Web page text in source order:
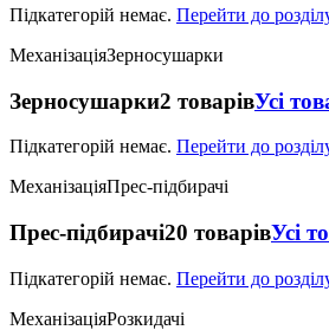
Підкатегорій немає. Перейти до
МеханізаціяЗерносушарки
Зерносушарки2 товарівУсі
Підкатегорій немає. Перейти до
МеханізаціяПрес-підбирачі
Прес-підбирачі20 товарівУсі
Підкатегорій немає. Перейти до
МеханізаціяРозкидачі